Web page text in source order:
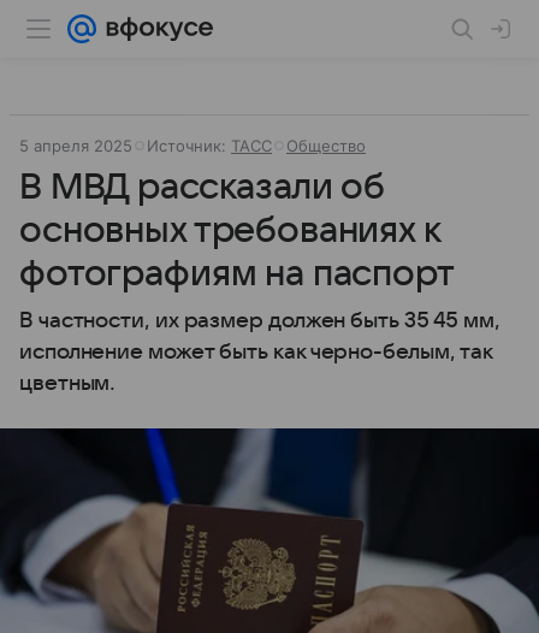
5 апреля 2025 Источник: ТАСС Общество
В МВД рассказали об
основных требованиях к
фотографиям на паспорт
В частности, их размер должен быть 35 45 мм,
исполнение может быть как черно-белым, так
цветным.